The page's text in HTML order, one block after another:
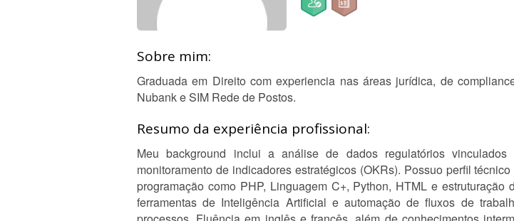
Sobre mim:
Graduada em Direito com experiencia nas áreas jurídica, de
Nubank e SIM Rede de Postos.
Resumo da experiência profissional:
Meu background inclui a análise de dados regulatórios
monitoramento de indicadores estratégicos (OKRs). Possuo perfil
programação como PHP, Linguagem C+, Python, HTML e
ferramentas de Inteligência Artificial e automação de fluxos de